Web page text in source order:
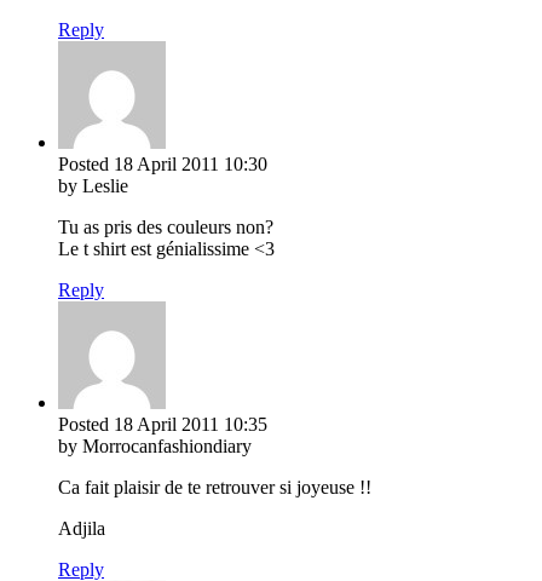
Reply
Posted 18 April 2011 10:30
by Leslie
Tu as pris des couleurs non?
Le t shirt est génialissime <3
Reply
Posted 18 April 2011 10:35
by Morrocanfashiondiary
Ca fait plaisir de te retrouver si joyeuse !!
Adjila
Reply